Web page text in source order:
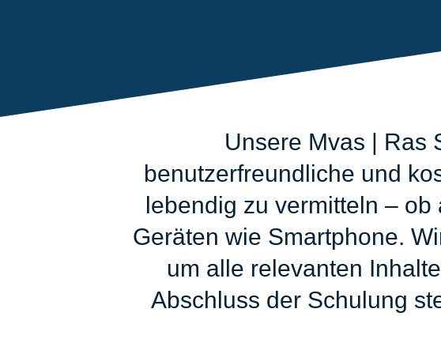
Unsere Mvas | Ras
benutzerfreundliche und
lebendig zu vermitteln –
Geräten wie Smartphone.
um alle relevanten
Abschluss der Schulung